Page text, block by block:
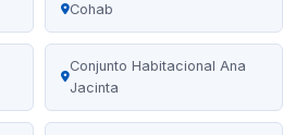
Cohab
Conjunto Habitacional Ana
Jacinta